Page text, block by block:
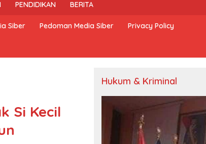
PENDIDIKAN BERITA
Siber Pedoman Media Siber Privacy Policy
Si Kecil
Hukum & Kriminal